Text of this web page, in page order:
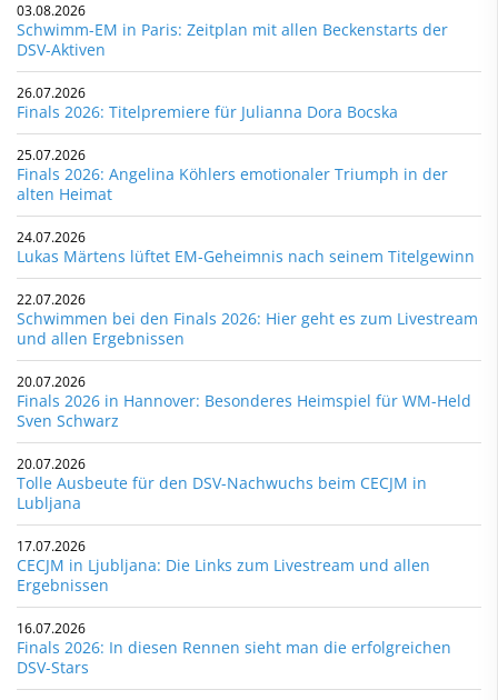
03.08.2026
Schwimm-EM in Paris: Zeitplan mit allen Beckenstarts der
DSV-Aktiven
26.07.2026
Finals 2026: Titelpremiere für Julianna Dora Bocska
25.07.2026
Finals 2026: Angelina Köhlers emotionaler Triumph in der
alten Heimat
24.07.2026
Lukas Märtens lüftet EM-Geheimnis nach seinem Titelgewinn
22.07.2026
Schwimmen bei den Finals 2026: Hier geht es zum Livestream
und allen Ergebnissen
20.07.2026
Finals 2026 in Hannover: Besonderes Heimspiel für WM-Held
Sven Schwarz
20.07.2026
Tolle Ausbeute für den DSV-Nachwuchs beim CECJM in
Lubljana
17.07.2026
CECJM in Ljubljana: Die Links zum Livestream und allen
Ergebnissen
16.07.2026
Finals 2026: In diesen Rennen sieht man die erfolgreichen
DSV-Stars